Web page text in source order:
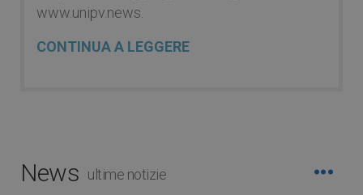
www.unipv.news.
CONTINUA A LEGGERE
News ultime notizie